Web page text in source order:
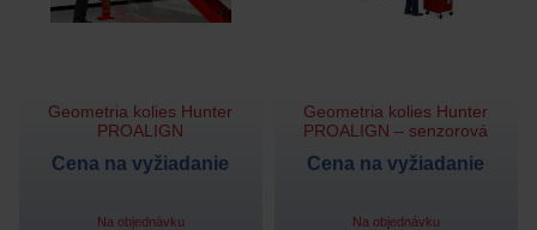
Geometria kolies Hunter
PROALIGN
Cena na vyžiadanie
Na objednávku
Geometria kolies Hunter
PROALIGN – senzorová
Cena na vyžiadanie
Na objednávku